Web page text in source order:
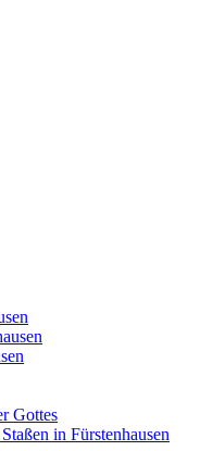
Gottes
in Fürstenhausen